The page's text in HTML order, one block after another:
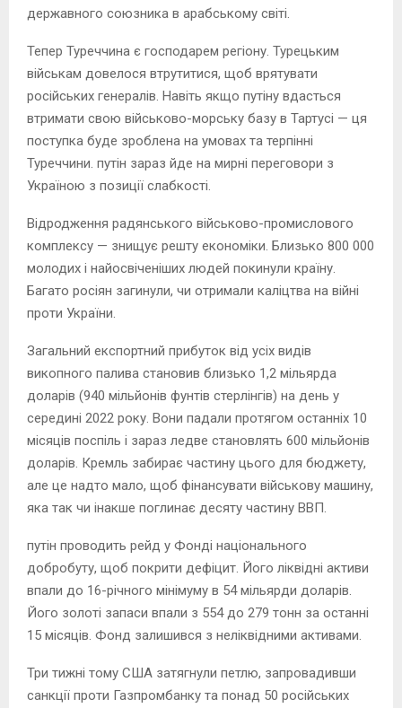
державного союзника в арабському світі.
Тепер Туреччина є господарем регіону. Турецьким
військам довелося втрутитися, щоб врятувати
російських генералів. Навіть якщо путіну вдасться
втримати свою військово-морську базу в Тартусі — ця
поступка буде зроблена на умовах та терпінні
Туреччини. путін зараз йде на мирні переговори з
Україною з позиції слабкості.
Відродження радянського військово-промислового
комплексу — знищує решту економіки. Близько 800 000
молодих і найосвіченіших людей покинули країну.
Багато росіян загинули, чи отримали каліцтва на війні
проти України.
Загальний експортний прибуток від усіх видів
викопного палива становив близько 1,2 мільярда
доларів (940 мільйонів фунтів стерлінгів) на день у
середині 2022 року. Вони падали протягом останніх 10
місяців поспіль і зараз ледве становлять 600 мільйонів
доларів. Кремль забирає частину цього для бюджету,
але це надто мало, щоб фінансувати військову машину,
яка так чи інакше поглинає десяту частину ВВП.
путін проводить рейд у Фонді національного
добробуту, щоб покрити дефіцит. Його ліквідні активи
впали до 16-річного мінімуму в 54 мільярди доларів.
Його золоті запаси впали з 554 до 279 тонн за останні
15 місяців. Фонд залишився з неліквідними активами.
Три тижні тому США затягнули петлю, запровадивши
санкції проти Газпромбанку та понад 50 російських